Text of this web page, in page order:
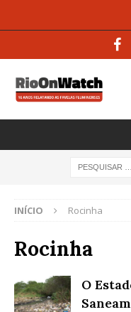
INÍCIO Rocinha
Rocinha
O